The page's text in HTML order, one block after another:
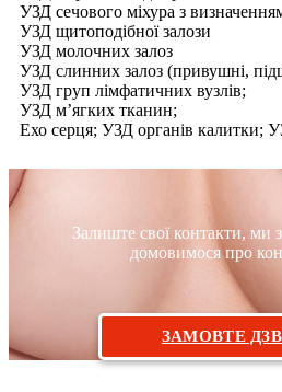
УЗД сечового міхура з
УЗД щитоподібної залози
УЗД молочних залоз
УЗД слинних залоз (привушні,
УЗД груп лімфатичних вузлів;
УЗД м’ягких тканин;
Ехо серця; УЗД органів калитки;
Залиште свої контакти, ми
домовимося про
ЗАМОВТЕ